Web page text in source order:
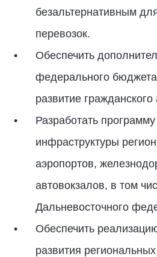
безальтернативным
перевозок.
Обеспечить
федерального
развитие
Разработать
инфраструктуры
аэропортов,
автовокзалов, в том
Дальневосточного
Обеспечить
развития